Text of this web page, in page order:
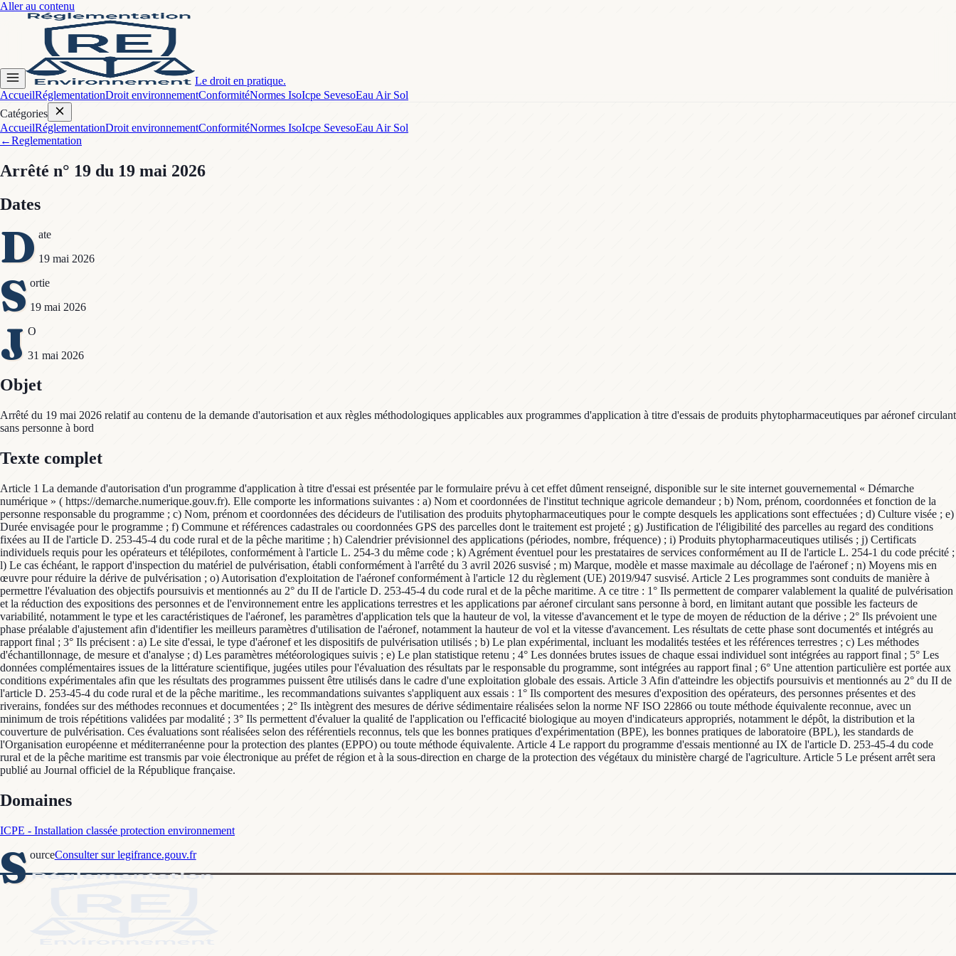
Aller au contenu
Le droit en pratique.
AccueilRéglementationDroit environnementConformitéNormes IsoIcpe SevesoEau Air Sol
Catégories
AccueilRéglementationDroit environnementConformitéNormes IsoIcpe SevesoEau Air Sol
←Reglementation
Arrêté n° 19 du 19 mai 2026
Dates
D ate
19 mai 2026
S ortie
19 mai 2026
J O
31 mai 2026
Objet
Arrêté du 19 mai 2026 relatif au contenu de la demande d'autorisation et aux règles méthodologiques applicables aux programmes d'application à titre d'essais de produits phytopharmaceutiques par aéronef circulant
sans personne à bord
Texte complet
Article 1 La demande d'autorisation d'un programme d'application à titre d'essai est présentée par le formulaire prévu à cet effet dûment renseigné, disponible sur le site internet gouvernemental « Démarche
numérique » ( https://demarche.numerique.gouv.fr). Elle comporte les informations suivantes : a) Nom et coordonnées de l'institut technique agricole demandeur ; b) Nom, prénom, coordonnées et fonction de la
personne responsable du programme ; c) Nom, prénom et coordonnées des décideurs de l'utilisation des produits phytopharmaceutiques pour le compte desquels les applications sont effectuées ; d) Culture visée ; e)
Durée envisagée pour le programme ; f) Commune et références cadastrales ou coordonnées GPS des parcelles dont le traitement est projeté ; g) Justification de l'éligibilité des parcelles au regard des conditions
fixées au II de l'article D. 253-45-4 du code rural et de la pêche maritime ; h) Calendrier prévisionnel des applications (périodes, nombre, fréquence) ; i) Produits phytopharmaceutiques utilisés ; j) Certificats
individuels requis pour les opérateurs et télépilotes, conformément à l'article L. 254-3 du même code ; k) Agrément éventuel pour les prestataires de services conformément au II de l'article L. 254-1 du code précité ;
l) Le cas échéant, le rapport d'inspection du matériel de pulvérisation, établi conformément à l'arrêté du 3 avril 2026 susvisé ; m) Marque, modèle et masse maximale au décollage de l'aéronef ; n) Moyens mis en
œuvre pour réduire la dérive de pulvérisation ; o) Autorisation d'exploitation de l'aéronef conformément à l'article 12 du règlement (UE) 2019/947 susvisé. Article 2 Les programmes sont conduits de manière à
permettre l'évaluation des objectifs poursuivis et mentionnés au 2° du II de l'article D. 253-45-4 du code rural et de la pêche maritime. A ce titre : 1° Ils permettent de comparer valablement la qualité de pulvérisation
et la réduction des expositions des personnes et de l'environnement entre les applications terrestres et les applications par aéronef circulant sans personne à bord, en limitant autant que possible les facteurs de
variabilité, notamment le type et les caractéristiques de l'aéronef, les paramètres d'application tels que la hauteur de vol, la vitesse d'avancement et le type de moyen de réduction de la dérive ; 2° Ils prévoient une
phase préalable d'ajustement afin d'identifier les meilleurs paramètres d'utilisation de l'aéronef, notamment la hauteur de vol et la vitesse d'avancement. Les résultats de cette phase sont documentés et intégrés au
rapport final ; 3° Ils précisent : a) Le site d'essai, le type d'aéronef et les dispositifs de pulvérisation utilisés ; b) Le plan expérimental, incluant les modalités testées et les références terrestres ; c) Les méthodes
d'échantillonnage, de mesure et d'analyse ; d) Les paramètres météorologiques suivis ; e) Le plan statistique retenu ; 4° Les données brutes issues de chaque essai individuel sont intégrées au rapport final ; 5° Les
données complémentaires issues de la littérature scientifique, jugées utiles pour l'évaluation des résultats par le responsable du programme, sont intégrées au rapport final ; 6° Une attention particulière est portée aux
conditions expérimentales afin que les résultats des programmes puissent être utilisés dans le cadre d'une exploitation globale des essais. Article 3 Afin d'atteindre les objectifs poursuivis et mentionnés au 2° du II de
l'article D. 253-45-4 du code rural et de la pêche maritime., les recommandations suivantes s'appliquent aux essais : 1° Ils comportent des mesures d'exposition des opérateurs, des personnes présentes et des
riverains, fondées sur des méthodes reconnues et documentées ; 2° Ils intègrent des mesures de dérive sédimentaire réalisées selon la norme NF ISO 22866 ou toute méthode équivalente reconnue, avec un
minimum de trois répétitions validées par modalité ; 3° Ils permettent d'évaluer la qualité de l'application ou l'efficacité biologique au moyen d'indicateurs appropriés, notamment le dépôt, la distribution et la
couverture de pulvérisation. Ces évaluations sont réalisées selon des référentiels reconnus, tels que les bonnes pratiques d'expérimentation (BPE), les bonnes pratiques de laboratoire (BPL), les standards de
l'Organisation européenne et méditerranéenne pour la protection des plantes (EPPO) ou toute méthode équivalente. Article 4 Le rapport du programme d'essais mentionné au IX de l'article D. 253-45-4 du code
rural et de la pêche maritime est transmis par voie électronique au préfet de région et à la sous-direction en charge de la protection des végétaux du ministère chargé de l'agriculture. Article 5 Le présent arrêt sera
publié au Journal officiel de la République française.
Domaines
ICPE - Installation classée protection environnement
S ourceConsulter sur legifrance.gouv.fr